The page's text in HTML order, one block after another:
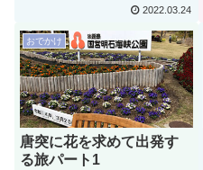
2022.03.24
おでかけ
唐突に花を求めて出発す
る旅パート1